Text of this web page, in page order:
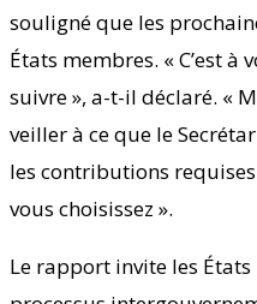
souligné que les
États membres. « C’est à
suivre », a-t-il déclaré. «
veiller à ce que le
les contributions
vous choisissez ».
Le rapport invite les